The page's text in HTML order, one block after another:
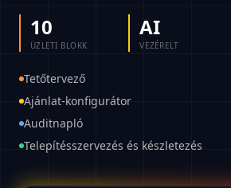
10
ÜZLETI BLOKK
AI
VEZÉRELT
Tetőtervező
Ajánlat-konfigurátor
Auditnapló
Telepítésszervezés és készletezés